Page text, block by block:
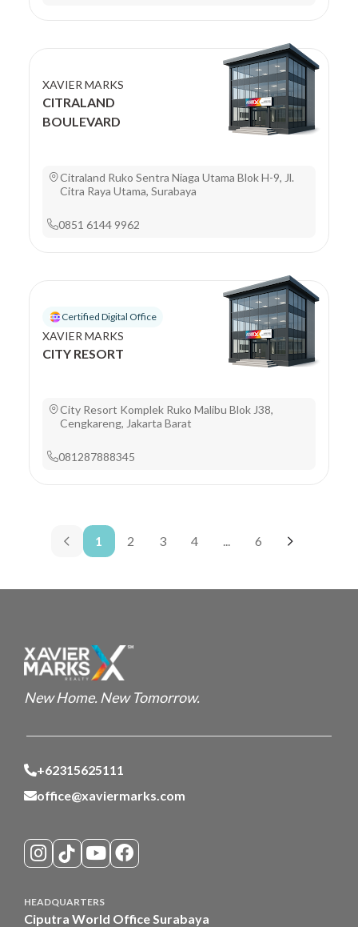
XAVIER MARKS
CITRALAND
BOULEVARD
Citraland Ruko Sentra Niaga Utama Blok H-9, Jl.
Citra Raya Utama, Surabaya
0851 6144 9962
Certified Digital Office
XAVIER MARKS
CITY RESORT
City Resort Komplek Ruko Malibu Blok J38,
Cengkareng, Jakarta Barat
081287888345
1 2 3 4 ... 6
New Home. New Tomorrow.
+62315625111
office@xaviermarks.com
HEADQUARTERS
Ciputra World Office Surabaya